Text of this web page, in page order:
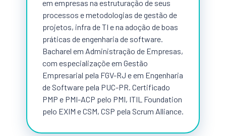
em empresas na estruturação de seus
processos e metodologias de gestão de
projetos, infra de TI e na adoção de boas
práticas de engenharia de software.
Bacharel em Administração de Empresas,
com especializaçõe em Gestão
Empresarial pela FGV-RJ e em Engenharia
de Software pela PUC-PR. Certificado
PMP e PMI-ACP pelo PMI, ITIL Foundation
pelo EXIM e CSM, CSP pela Scrum Alliance.